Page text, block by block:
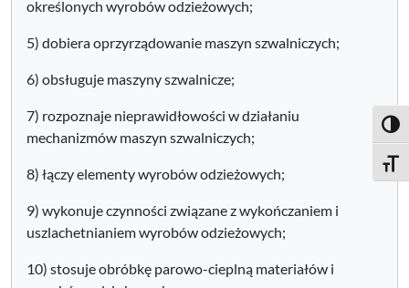
określonych wyrobów odzieżowych;
5) dobiera oprzyrządowanie maszyn szwalniczych;
6) obsługuje maszyny szwalnicze;
7) rozpoznaje nieprawidłowości w działaniu
mechanizmów maszyn szwalniczych;
8) łączy elementy wyrobów odzieżowych;
9) wykonuje czynności związane z wykończaniem i
uszlachetnianiem wyrobów odzieżowych;
10) stosuje obróbkę parowo-cieplną materiałów i